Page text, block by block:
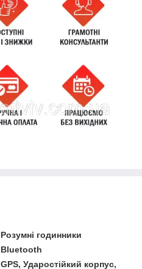
Розумні годинники
Bluetooth
GPS, Ударостійкий корпус,